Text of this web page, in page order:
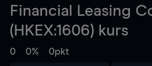
Financial Leasing
(HKEX:1606) kurs
0 0% 0pkt